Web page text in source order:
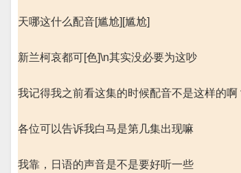
天哪这什么配音[尴尬][尴尬]
新兰柯哀都可[色]\n其实没必要为这吵
我记得我之前看这集的时候配音不是这样的啊
各位可以告诉我白马是第几集出现嘛
我靠，日语的声音是不是要好听一些